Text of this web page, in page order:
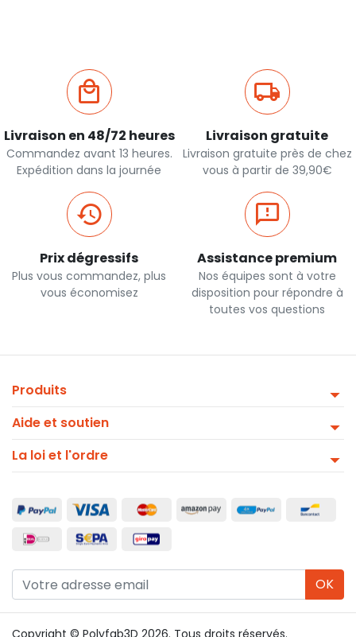
Livraison en 48/72 heures
Commandez avant 13 heures.
Expédition dans la journée
Livraison gratuite
Livraison gratuite près de chez
vous à partir de 39,90€
Prix dégressifs
Plus vous commandez, plus
vous économisez
Assistance premium
Nos équipes sont à votre
disposition pour répondre à
toutes vos questions
Produits
Aide et soutien
La loi et l'ordre
OK